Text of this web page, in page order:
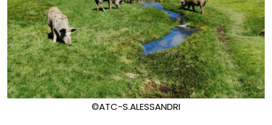
©ATC-S.ALESSANDRI